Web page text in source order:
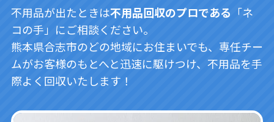
不用品が出たときは不用品回収のプロである 「ネ
コの手」にご相談ください。
熊本県合志市のどの地域にお住まいでも、専任チー
ムがお客様のもとへと迅速に駆けつけ、不用品を手
際よく回収いたします！